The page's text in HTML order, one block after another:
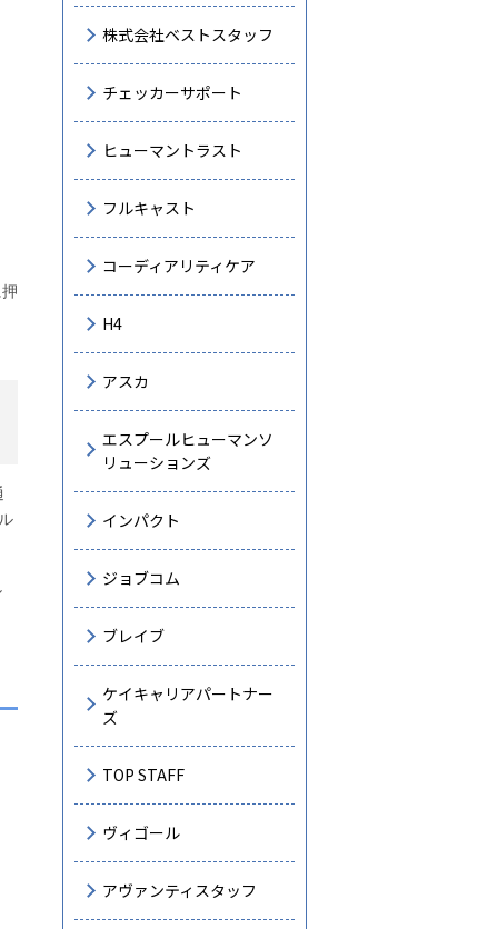
株式会社ベストスタッフ
チェッカーサポート
ヒューマントラスト
フルキャスト
コーディアリティケア
H4
アスカ
エスプールヒューマンソ
リューションズ
インパクト
ジョブコム
ブレイブ
ケイキャリアパートナー
ズ
TOP STAFF
ヴィゴール
アヴァンティスタッフ